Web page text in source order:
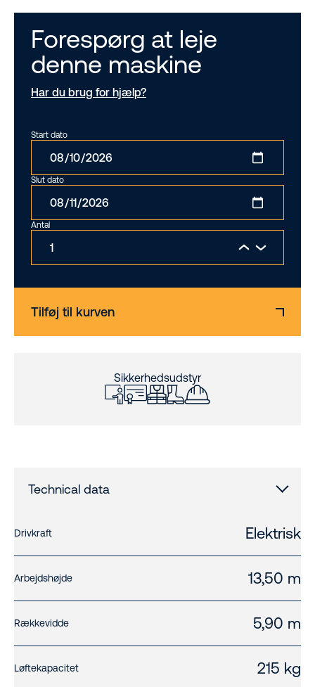
Forespørg at leje
denne maskine
Har du brug for hjælp?
Start dato
Slut dato
Antal
Tilføj til kurven
Sikkerhedsudstyr
Technical data
Drivkraft Elektrisk
Arbejdshøjde 13,50 m
Rækkevidde 5,90 m
Løftekapacitet 215 kg